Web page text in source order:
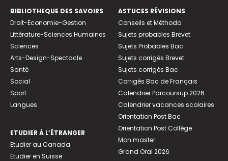
BIBLIOTHEQUE DES SAVOIRS
Droit-Economie-Gestion
Littérature-Sciences Humaines
Sciences
Arts-Design-Spectacle
Santé
Social
Sport
Langues
ETUDIER À L’ÉTRANGER
Etudier au Canada
Etudier en Suisse
ASTUCES RÉVISIONS
Conseils et Méthodo
Sujets probables Brevet
Sujets Probables Bac
Sujets corrigés Brevet
Sujets corrigés Bac
Corrigés Bac de Français
Calendrier Parcoursup 2026
Calendrier vacances scolaires
Orientation Post Bac
Orientation Post Collège
Mon master
Grand Oral 2026